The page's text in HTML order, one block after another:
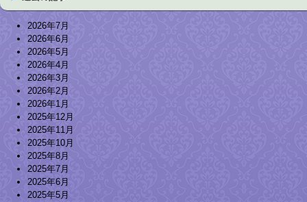
2026年7月
2026年6月
2026年5月
2026年4月
2026年3月
2026年2月
2026年1月
2025年12月
2025年11月
2025年10月
2025年8月
2025年7月
2025年6月
2025年5月